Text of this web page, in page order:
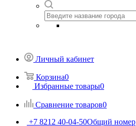
Личный кабинет
Корзина0
Избранные товары0
Сравнение товаров0
+7 8212 40-04-50Общий номер